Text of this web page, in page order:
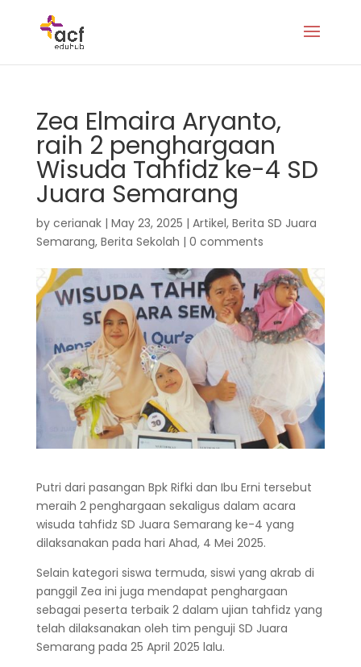
Zea Elmaira Aryanto,
raih 2 penghargaan
Wisuda Tahfidz ke-4 SD
Juara Semarang
by cerianak| May 23, 2025 | Artikel, Berita SD Juara
Semarang, Berita Sekolah | 0 comments
Putri dari pasangan Bpk Rifki dan Ibu Erni tersebut
meraih 2 penghargaan sekaligus dalam acara
wisuda tahfidz SD Juara Semarang ke-4 yang
dilaksanakan pada hari Ahad, 4 Mei 2025.
Selain kategori siswa termuda, siswi yang akrab di
panggil Zea ini juga mendapat penghargaan
sebagai peserta terbaik 2 dalam ujian tahfidz yang
telah dilaksanakan oleh tim penguji SD Juara
Semarang pada 25 April 2025 lalu.